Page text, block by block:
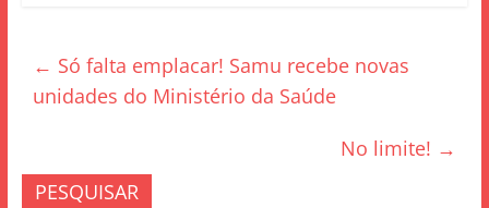
b
o
k
← Só falta emplacar! Samu recebe novas
unidades do Ministério da Saúde
No limite! →
PESQUISAR